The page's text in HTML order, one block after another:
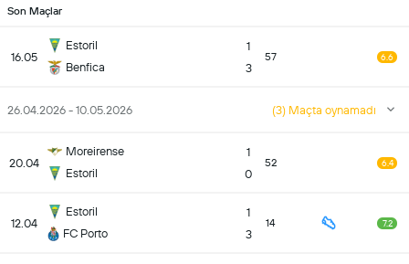
Son Maçlar
16.05
Estoril
Benfica
1
3
57 6.6
26.04.2026 - 10.05.2026 (3) Maçta oynamadı
20.04
Moreirense
Estoril
1
0
52 6.4
12.04
Estoril
FC Porto
1
3
14 7.2